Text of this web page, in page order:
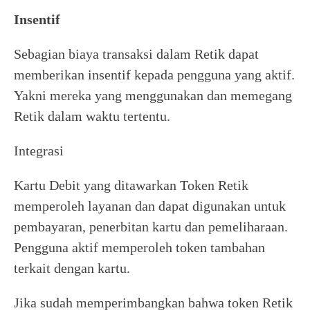
Insentif
Sebagian biaya transaksi dalam Retik dapat
memberikan insentif kepada pengguna yang aktif.
Yakni mereka yang menggunakan dan memegang
Retik dalam waktu tertentu.
Integrasi
Kartu Debit yang ditawarkan Token Retik
memperoleh layanan dan dapat digunakan untuk
pembayaran, penerbitan kartu dan pemeliharaan.
Pengguna aktif memperoleh token tambahan
terkait dengan kartu.
Jika sudah memperimbangkan bahwa token Retik